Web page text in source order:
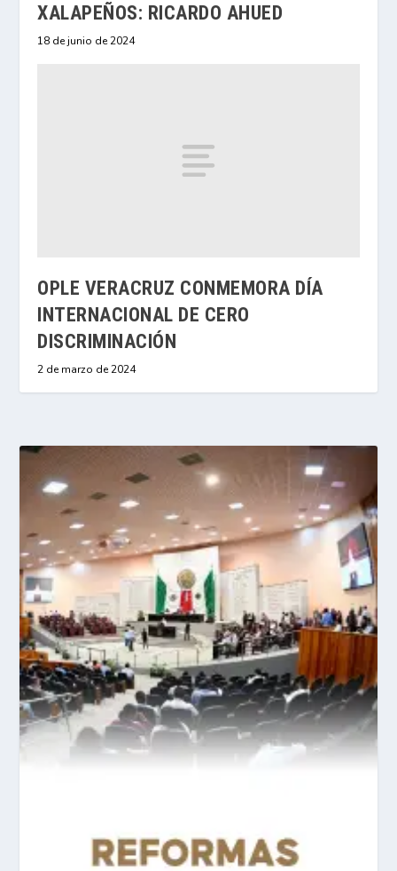
XALAPEÑOS: RICARDO AHUED
18 de junio de 2024
OPLE VERACRUZ CONMEMORA DÍA
INTERNACIONAL DE CERO
DISCRIMINACIÓN
2 de marzo de 2024